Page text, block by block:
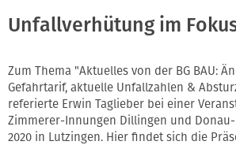
Unfallverhütung im
Zum Thema "Aktuelles von der BG BAU:
Gefahrtarif, aktuelle Unfallzahlen &
referierte Erwin Taglieber bei einer
Zimmerer-Innungen Dillingen und Donau-
2020 in Lutzingen. Hier findet sich die